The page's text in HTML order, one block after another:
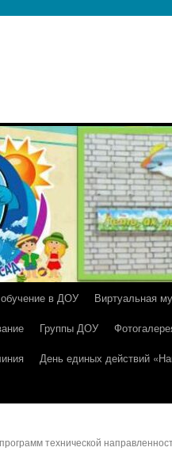
в ДОУ
Виртуальная
Группы ДОУ
День единых действий
технической